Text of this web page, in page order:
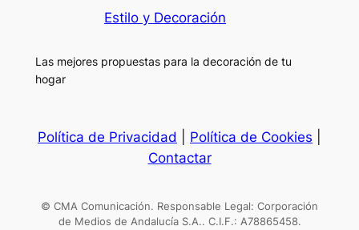
Estilo y Decoración
Las mejores propuestas para la decoración de tu
hogar
Política de Privacidad Política de Cookies
Contactar
© CMA Comunicación. Responsable Legal: Corporación
de Medios de Andalucía S.A.. C.I.F.: A78865458.